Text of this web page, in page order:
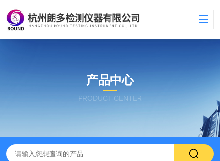
产品中心
PRODUCT CENTER